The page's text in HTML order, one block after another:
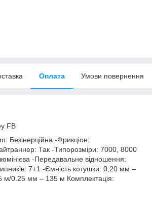
Оплата Умови повернення
FB
Безінерційна -Фрикціон:
Так -Типорозміри: 7000, 8000
-Передавальне відношення:
7+1 -Ємність котушки: 0,20 мм –
0.25 мм – 135 м Комплектація: